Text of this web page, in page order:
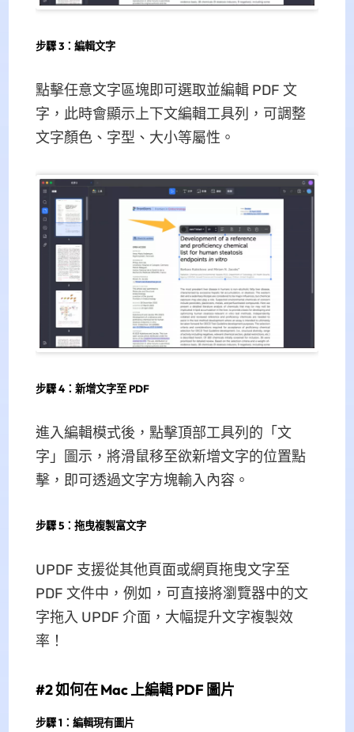
步驟 3：編輯文字
點擊任意文字區塊即可選取並編輯 PDF 文
字，此時會顯示上下文編輯工具列，可調整
文字顏色、字型、大小等屬性。
步驟 4：新增文字至 PDF
進入編輯模式後，點擊頂部工具列的「文
字」圖示，將滑鼠移至欲新增文字的位置點
擊，即可透過文字方塊輸入內容。
步驟 5：拖曳複製富文字
UPDF 支援從其他頁面或網頁拖曳文字至
PDF 文件中，例如，可直接將瀏覽器中的文
字拖入 UPDF 介面，大幅提升文字複製效
率！
#2 如何在 Mac 上編輯 PDF 圖片
步驟 1：編輯現有圖片